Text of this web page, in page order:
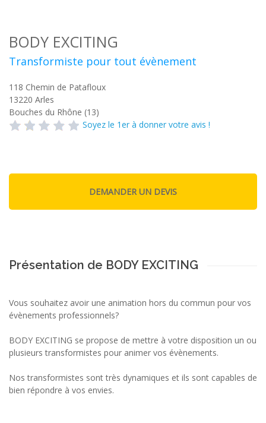
BODY EXCITING
Transformiste pour tout évènement
118 Chemin de Patafloux
13220 Arles
Bouches du Rhône (13)
Soyez le 1er à donner votre avis !
Présentation de BODY EXCITING
Vous souhaitez avoir une animation hors du commun pour vos
évènements professionnels?
BODY EXCITING se propose de mettre à votre disposition un ou
plusieurs transformistes pour animer vos évènements.
Nos transformistes sont très dynamiques et ils sont capables de
bien répondre à vos envies.